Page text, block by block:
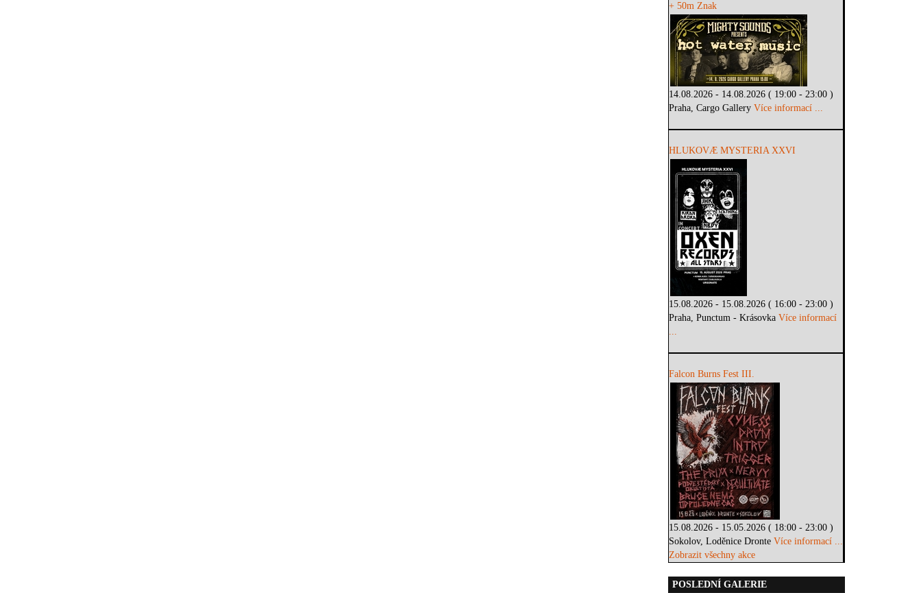
+ 50m Znak
14.08.2026 - 14.08.2026 ( 19:00 - 23:00 )
Praha, Cargo GalleryVíce informací ...
HLUKOVÆ MYSTERIA XXVI
15.08.2026 - 15.08.2026 ( 16:00 - 23:00 )
Praha, Punctum - KrásovkaVíce informací
...
Falcon Burns Fest III.
15.08.2026 - 15.05.2026 ( 18:00 - 23:00 )
Sokolov, Loděnice DronteVíce informací ...
Zobrazit všechny akce
POSLEDNÍ GALERIE